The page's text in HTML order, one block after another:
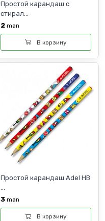
Простой карандаш с
стирал...
2 man
В корзину
Простой карандаш Adel HB
...
3 man
В корзину